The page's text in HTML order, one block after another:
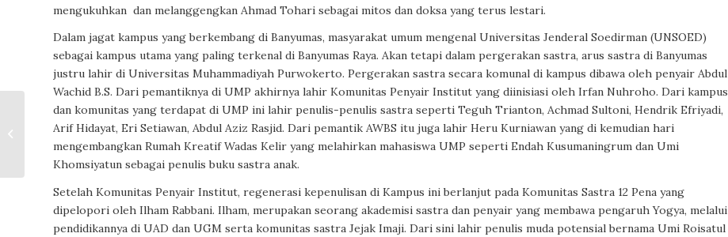
mengukuhkan dan melanggengkan Ahmad Tohari sebagai mitos dan doksa yang terus lestari.
Dalam jagat kampus yang berkembang di Banyumas, masyarakat umum mengenal Universitas Jenderal Soedirman (UNSOED)
sebagai kampus utama yang paling terkenal di Banyumas Raya. Akan tetapi dalam pergerakan sastra, arus sastra di Banyumas
justru lahir di Universitas Muhammadiyah Purwokerto. Pergerakan sastra secara komunal di kampus dibawa oleh penyair Abdul
Wachid B.S. Dari pemantiknya di UMP akhirnya lahir Komunitas Penyair Institut yang diinisiasi oleh Irfan Nuhroho. Dari kampus
dan komunitas yang terdapat di UMP ini lahir penulis-penulis sastra seperti Teguh Trianton, Achmad Sultoni, Hendrik Efriyadi,
Arif Hidayat, Eri Setiawan, Abdul Aziz Rasjid. Dari pemantik AWBS itu juga lahir Heru Kurniawan yang di kemudian hari
mengembangkan Rumah Kreatif Wadas Kelir yang melahirkan mahasiswa UMP seperti Endah Kusumaningrum dan Umi
Khomsiyatun sebagai penulis buku sastra anak.
Setelah Komunitas Penyair Institut, regenerasi kepenulisan di Kampus ini berlanjut pada Komunitas Sastra 12 Pena yang
dipelopori oleh Ilham Rabbani. Ilham, merupakan seorang akademisi sastra dan penyair yang membawa pengaruh Yogya, melalui
pendidikannya di UAD dan UGM serta komunitas sastra Jejak Imaji. Dari sini lahir penulis muda potensial bernama Umi Roisatul
Kafka Pulang ke Eropa
sebagai Wayang